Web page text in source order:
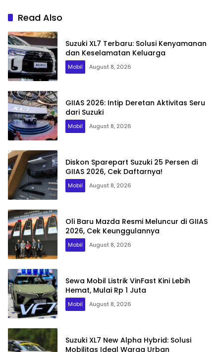
Read Also
Suzuki XL7 Terbaru: Solusi Kenyamanan
dan Keselamatan Keluarga
Mobil August 8, 2026
GIIAS 2026: Intip Deretan Aktivitas Seru
dari Suzuki
Mobil August 8, 2026
Diskon Sparepart Suzuki 25 Persen di
GIIAS 2026, Cek Daftarnya!
Mobil August 8, 2026
Oli Baru Mazda Resmi Meluncur di GIIAS
2026, Cek Keunggulannya
Mobil August 8, 2026
Sewa Mobil Listrik VinFast Kini Lebih
Hemat, Mulai Rp 1 Juta
Mobil August 8, 2026
Suzuki XL7 New Alpha Hybrid: Solusi
Mobilitas Ideal Warga Urban